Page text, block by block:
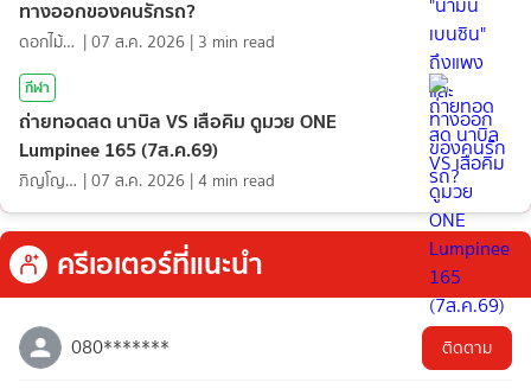
ทางออกของคนรักรถ?
ดอกไม้กับสายน้ำ |07 ส.ค. 2026 | 3 min read
กีฬา
ถ่ายทอดสด นาบิล VS เสือคิม ดูมวย ONE
Lumpinee 165 (7ส.ค.69)
ภิญโญ ส่องแสง |07 ส.ค. 2026 |4 min read
ครีเอเตอร์ที่แนะนำ
080******* ติดตาม